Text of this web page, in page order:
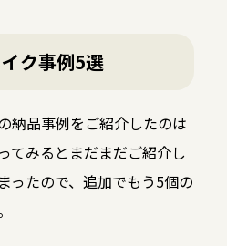
ク事例5選
納品事例をご紹介したのは
てみるとまだまだご紹介し
ったので、追加でもう5個の